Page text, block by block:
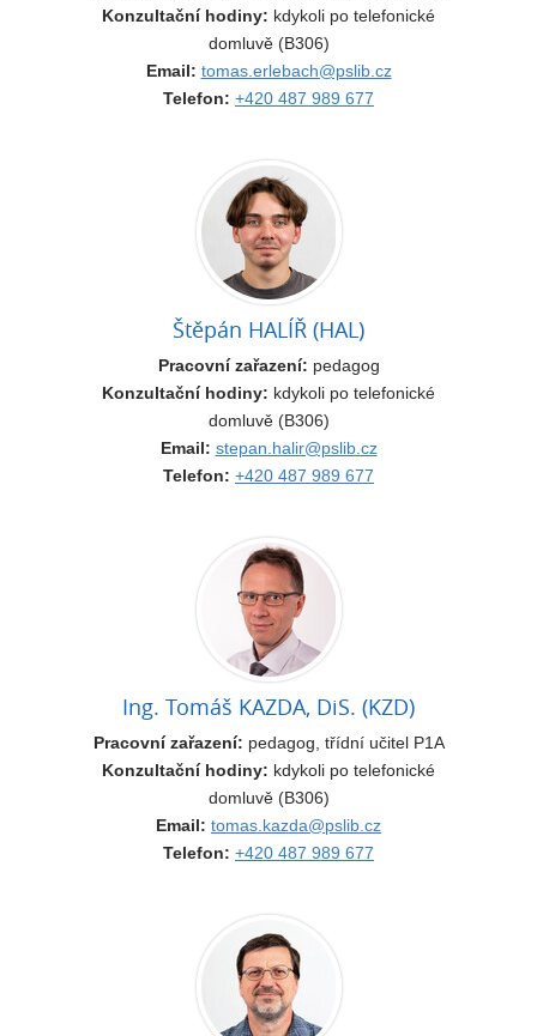
Konzultační hodiny: kdykoli po telefonické
domluvě (B306)
Email: tomas.erlebach@pslib.cz
Telefon: +420 487 989 677
Štěpán HALÍŘ (HAL)
Pracovní zařazení: pedagog
Konzultační hodiny: kdykoli po telefonické
domluvě (B306)
Email: stepan.halir@pslib.cz
Telefon: +420 487 989 677
Ing. Tomáš KAZDA, DiS. (KZD)
Pracovní zařazení: pedagog, třídní učitel P1A
Konzultační hodiny: kdykoli po telefonické
domluvě (B306)
Email: tomas.kazda@pslib.cz
Telefon: +420 487 989 677